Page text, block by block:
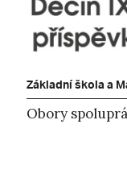
Základní škola a
Obory